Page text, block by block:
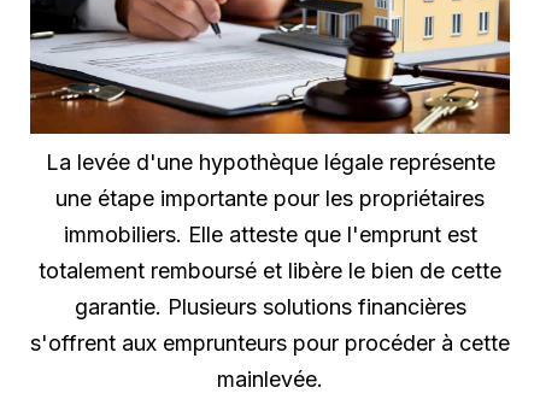
La levée d'une hypothèque légale représente
une étape importante pour les propriétaires
immobiliers. Elle atteste que l'emprunt est
totalement remboursé et libère le bien de cette
garantie. Plusieurs solutions financières
s'offrent aux emprunteurs pour procéder à cette
mainlevée.